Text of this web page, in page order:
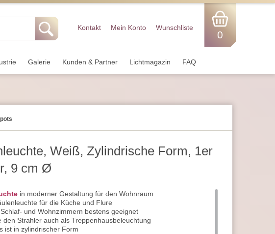
Kontakt Mein Konto Wunschliste
0
Galerie Kunden & Partner Lichtmagazin FAQ
Weiß, Zylindrische Form, 1er
9 cm Ø
in moderner Gestaltung für den Wohnraum
für die Küche und Flure
und Wohnzimmern bestens geeignet
den Strahler auch als Treppenhausbeleuchtung
ist in zylindrischer Form